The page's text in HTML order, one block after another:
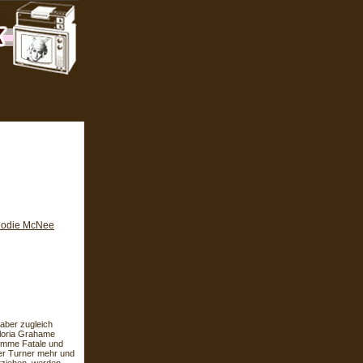
McNee
zugleich
Grahame
Fatale und
Turner mehr und